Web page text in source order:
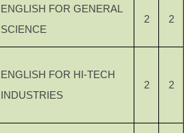
ENGLISH FOR GENERAL
SCIENCE
2 2
ENGLISH FOR HI-TECH
INDUSTRIES
2 2